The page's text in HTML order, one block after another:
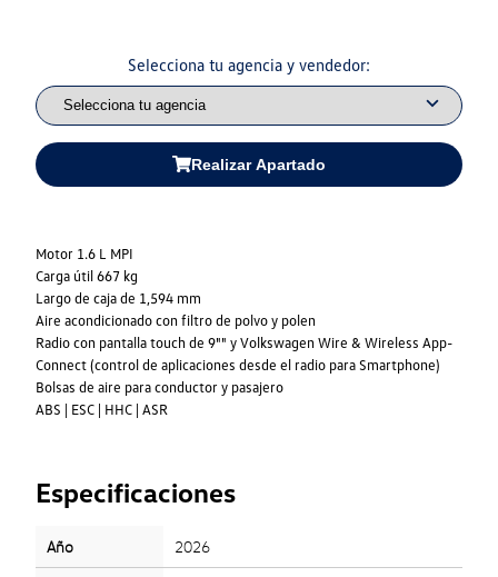
Selecciona tu agencia y vendedor:
Realizar Apartado
Motor 1.6 L MPI
Carga útil 667 kg
Largo de caja de 1,594 mm
Aire acondicionado con filtro de polvo y polen
Radio con pantalla touch de 9"" y Volkswagen Wire & Wireless App-
Connect (control de aplicaciones desde el radio para Smartphone)
Bolsas de aire para conductor y pasajero
ABS | ESC | HHC | ASR
Especificaciones
Año 2026